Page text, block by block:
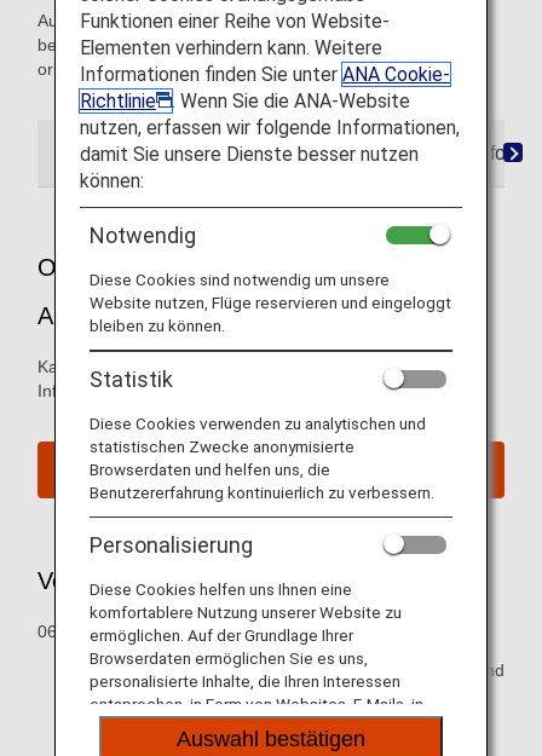
Auf dieser Seite finden Sie die Informationen, die Sie
benötigen, um sich einfach im Flughafen New Chitose
orientieren und Ihr Reiseziel finden zu können.
Orientierungshilfe für den Flughafen
Orientierungshilfe für den New Chitose
Airport
Karten der Ankunfts- und Abflugterminals und andere
Informationen zur Orientierung am Flughafen Neu-Chitose.
Website desNew Chitose Airport
Verkaufszeit von Flugtickets
06:30 Uhr bis 21:25 Uhr (JST)
*Einige Flughafenschalter sind entweder vorübergehend
geschlossen oder öffnen zu unterschiedlichen Zeiten.
Funktionen einer Reihe von Website-
Elementen verhindern kann. Weitere
Informationen finden Sie unter ANA Cookie-
Richtlinie
. Wenn Sie die ANA-Website
nutzen, erfassen wir folgende Informationen,
damit Sie unsere Dienste besser nutzen
können:
Notwendig
Diese Cookies sind notwendig um unsere
Website nutzen, Flüge reservieren und eingeloggt
bleiben zu können.
Statistik
Diese Cookies verwenden zu analytischen und
statistischen Zwecke anonymisierte
Browserdaten und helfen uns, die
Benutzererfahrung kontinuierlich zu verbessern.
Personalisierung
Diese Cookies helfen uns Ihnen eine
komfortablere Nutzung unserer Website zu
ermöglichen. Auf der Grundlage Ihrer
Browserdaten ermöglichen Sie es uns,
personalisierte Inhalte, die Ihren Interessen
entsprechen, in Form von Websites, E-Mails, in
sozialen Medien und Werbung anzubieten.
Auswahl bestätigen